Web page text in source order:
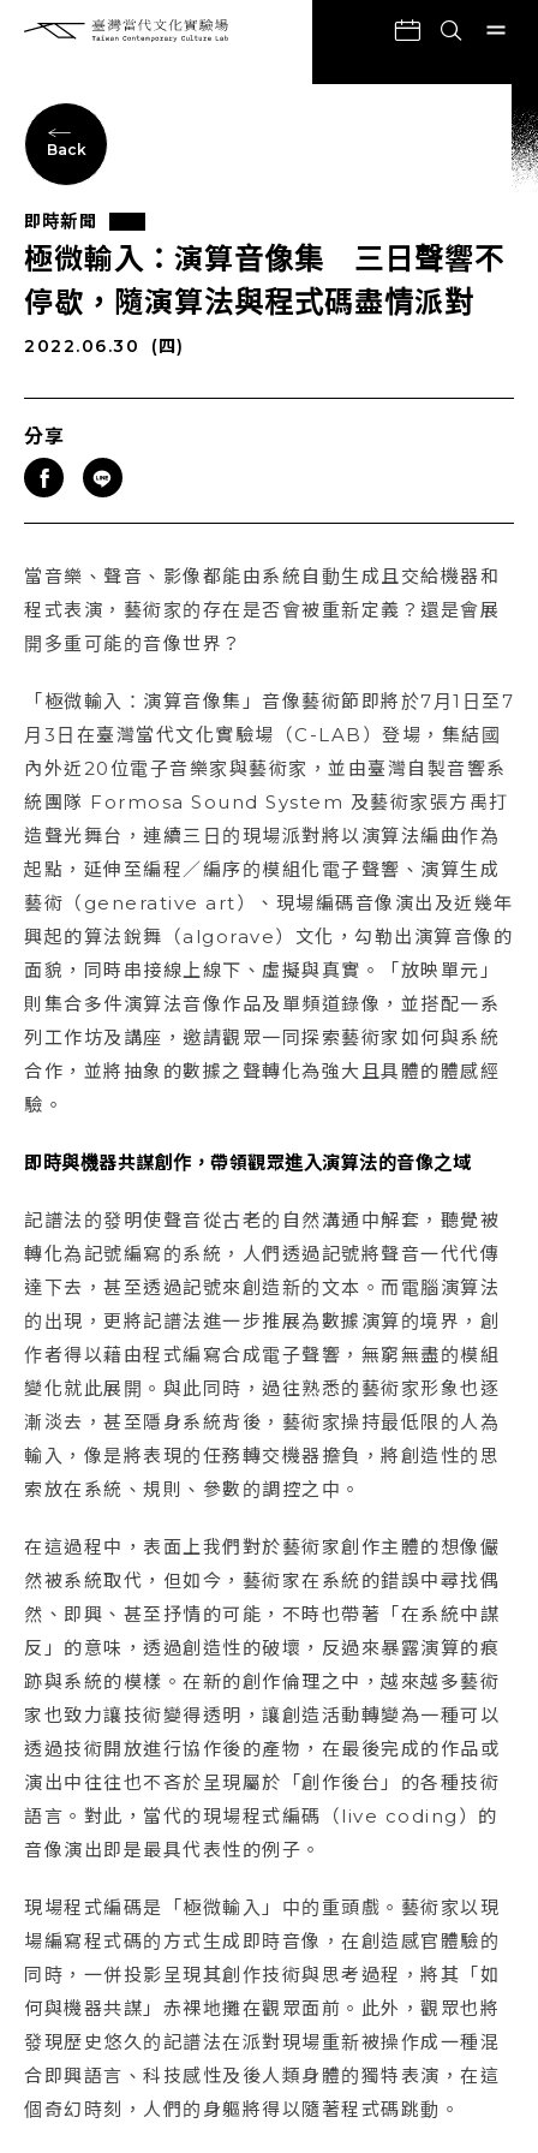
Back
即時新聞
極微輸入：演算音像集 三日聲響不
停歇，隨演算法與程式碼盡情派對
2022.06.30 (四)
分享
當音樂、聲音、影像都能由系統自動生成且交給機器和
程式表演，藝術家的存在是否會被重新定義？還是會展
開多重可能的音像世界？
「極微輸入：演算音像集」音像藝術節即將於7月1日至7
月3日在臺灣當代文化實驗場（C-LAB）登場，集結國
內外近20位電子音樂家與藝術家，並由臺灣自製音響系
統團隊 Formosa Sound System 及藝術家張方禹打
造聲光舞台，連續三日的現場派對將以演算法編曲作為
起點，延伸至編程／編序的模組化電子聲響、演算生成
藝術（generative art）、現場編碼音像演出及近幾年
興起的算法銳舞（algorave）文化，勾勒出演算音像的
面貌，同時串接線上線下、虛擬與真實。「放映單元」
則集合多件演算法音像作品及單頻道錄像，並搭配一系
列工作坊及講座，邀請觀眾一同探索藝術家如何與系統
合作，並將抽象的數據之聲轉化為強大且具體的體感經
驗。
即時與機器共謀創作，帶領觀眾進入演算法的音像之域
記譜法的發明使聲音從古老的自然溝通中解套，聽覺被
轉化為記號編寫的系統，人們透過記號將聲音一代代傳
達下去，甚至透過記號來創造新的文本。而電腦演算法
的出現，更將記譜法進一步推展為數據演算的境界，創
作者得以藉由程式編寫合成電子聲響，無窮無盡的模組
變化就此展開。與此同時，過往熟悉的藝術家形象也逐
漸淡去，甚至隱身系統背後，藝術家操持最低限的人為
輸入，像是將表現的任務轉交機器擔負，將創造性的思
索放在系統、規則、參數的調控之中。
在這過程中，表面上我們對於藝術家創作主體的想像儼
然被系統取代，但如今，藝術家在系統的錯誤中尋找偶
然、即興、甚至抒情的可能，不時也帶著「在系統中謀
反」的意味，透過創造性的破壞，反過來暴露演算的痕
跡與系統的模樣。在新的創作倫理之中，越來越多藝術
家也致力讓技術變得透明，讓創造活動轉變為一種可以
透過技術開放進行協作後的產物，在最後完成的作品或
演出中往往也不吝於呈現屬於「創作後台」的各種技術
語言。對此，當代的現場程式編碼（live coding）的
音像演出即是最具代表性的例子。
現場程式編碼是「極微輸入」中的重頭戲。藝術家以現
場編寫程式碼的方式生成即時音像，在創造感官體驗的
同時，一併投影呈現其創作技術與思考過程，將其「如
何與機器共謀」赤裸地攤在觀眾面前。此外，觀眾也將
發現歷史悠久的記譜法在派對現場重新被操作成一種混
合即興語言、科技感性及後人類身體的獨特表演，在這
個奇幻時刻，人們的身軀將得以隨著程式碼跳動。